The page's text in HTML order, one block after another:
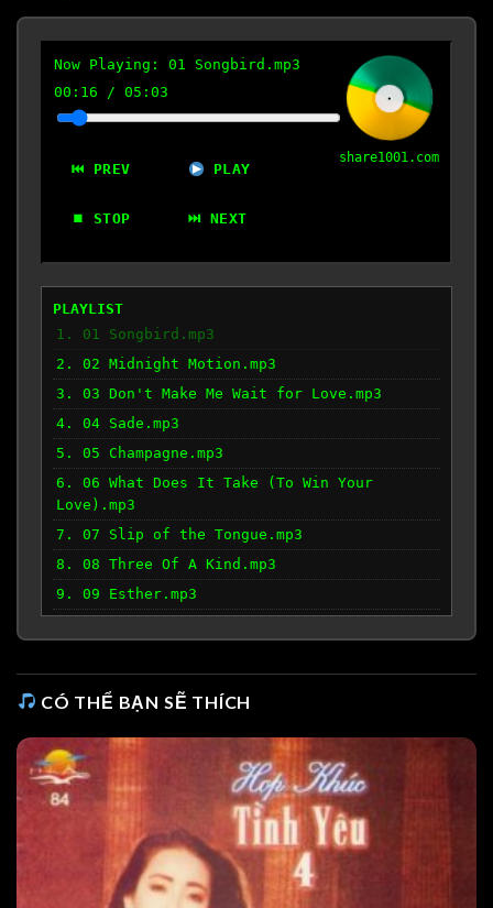
Now Playing: 01 Songbird.mp3
00:17 / 05:03
⏮ PREV PLAY
⏹ STOP ⏭ NEXT
share1001.com
PLAYLIST
1. 01 Songbird.mp3
2. 02 Midnight Motion.mp3
3. 03 Don't Make Me Wait for Love.mp3
4. 04 Sade.mp3
5. 05 Champagne.mp3
6. 06 What Does It Take (To Win Your
Love).mp3
7. 07 Slip of the Tongue.mp3
8. 08 Three Of A Kind.mp3
9. 09 Esther.mp3
CÓ THỂ BẠN SẼ THÍCH